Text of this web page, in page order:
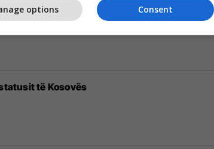
autobusi në Rusi
të Kosovës
Consent
options